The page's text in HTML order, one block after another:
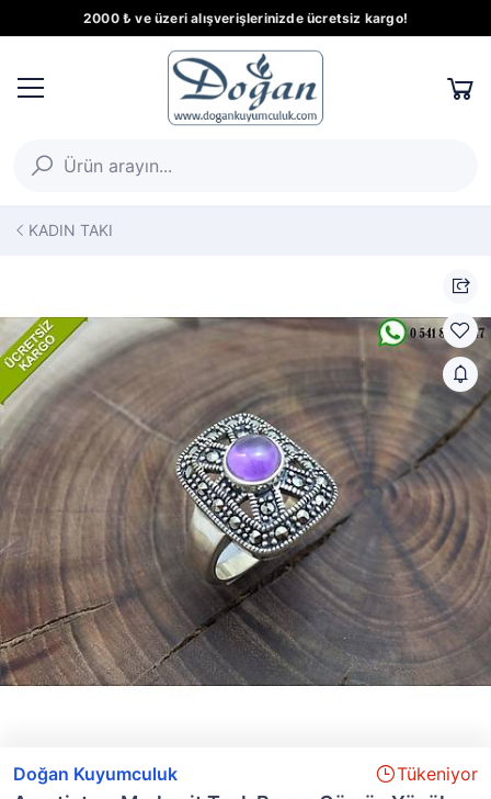
2000 ₺ ve üzeri alışverişlerinizde ücretsiz kargo!
KADIN TAKI
Doğan Kuyumculuk Tükeniyor